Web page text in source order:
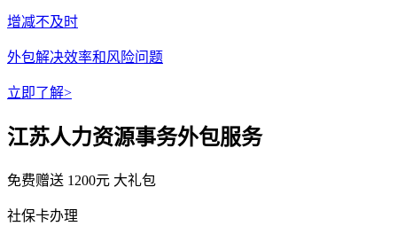
增减不及时
外包解决效率和风险问题
立即了解>
江苏人力资源事务外包服务
免费赠送 1200元 大礼包
社保卡办理